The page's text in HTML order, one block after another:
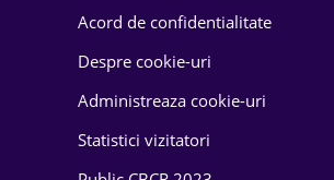
Acord de confidentialitate
Despre cookie-uri
Administreaza cookie-uri
Statistici vizitatori